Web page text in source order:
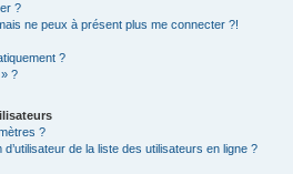
?
ne peux à présent plus me connecter ?!
?
?
?
de la liste des utilisateurs en ligne ?